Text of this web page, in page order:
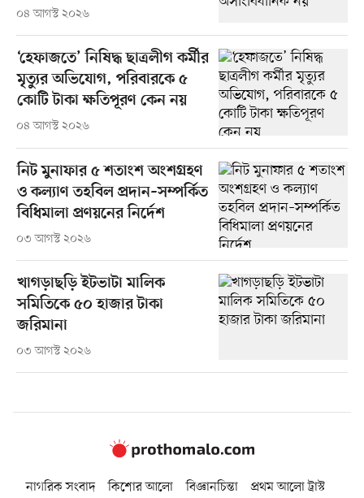
০৪ আগস্ট ২০২৬
‘হেফাজতে’ নিষিদ্ধ ছাত্রলীগ কর্মীর
মৃত্যুর অভিযোগ, পরিবারকে ৫
কোটি টাকা ক্ষতিপূরণ কেন নয়
০৪ আগস্ট ২০২৬
নিট মুনাফার ৫ শতাংশ অংশগ্রহণ
ও কল্যাণ তহবিল প্রদান–সম্পর্কিত
বিধিমালা প্রণয়নের নির্দেশ
০৩ আগস্ট ২০২৬
খাগড়াছড়ি ইটভাটা মালিক
সমিতিকে ৫০ হাজার টাকা
জরিমানা
০৩ আগস্ট ২০২৬
নাগরিক সংবাদ কিশোর আলো বিজ্ঞানচিন্তা
প্রথম আলো ট্রাস্ট